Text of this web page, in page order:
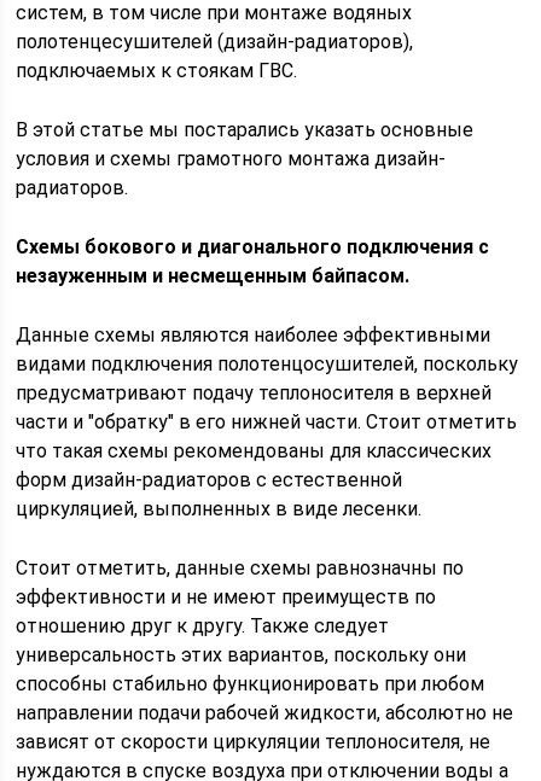
систем, в том числе при монтаже водяных
полотенцесушителей (дизайн-радиаторов),
подключаемых к стоякам ГВС.
В этой статье мы постарались указать основные
условия и схемы грамотного монтажа дизайн-
радиаторов.
Схемы бокового и диагонального подключения с
незауженным и несмещенным байпасом.
Данные схемы являются наиболее эффективными
видами подключения полотенцосушителей, поскольку
предусматривают подачу теплоносителя в верхней
части и "обратку" в его нижней части. Стоит отметить
что такая схемы рекомендованы для классических
форм дизайн-радиаторов с естественной
циркуляцией, выполненных в виде лесенки.
Стоит отметить, данные схемы равнозначны по
эффективности и не имеют преимуществ по
отношению друг к другу. Также следует
универсальность этих вариантов, поскольку они
способны стабильно функционировать при любом
направлении подачи рабочей жидкости, абсолютно не
зависят от скорости циркуляции теплоносителя, не
нуждаются в спуске воздуха при отключении воды а